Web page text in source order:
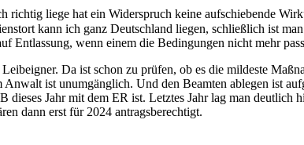
richtig liege hat ein Widerspruch keine aufschiebende
kann ich ganz Deutschland liegen, schließlich ist
Entlassung, wenn einem die Bedingungen nicht mehr
Da ist schon zu prüfen, ob es die mildeste
ist unumgänglich. Und den Beamten ablegen ist
dieses Jahr mit dem ER ist. Letztes Jahr lag man
dann erst für 2024 antragsberechtigt.